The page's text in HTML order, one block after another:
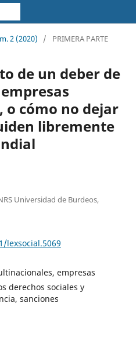
2 (2020) / PRIMERA PARTE
de un deber de
cómo no dejar
libremente
Universidad de Burdeos,
lexsocial.5069
empresas
derechos sociales y
sanciones